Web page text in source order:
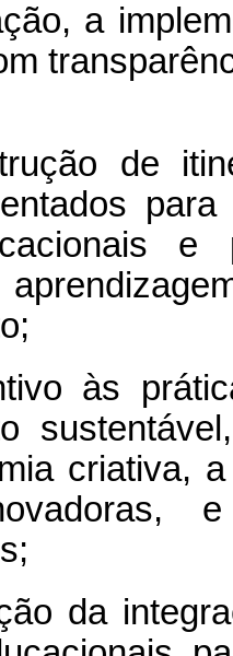
a
de
e
às
criativa,
da